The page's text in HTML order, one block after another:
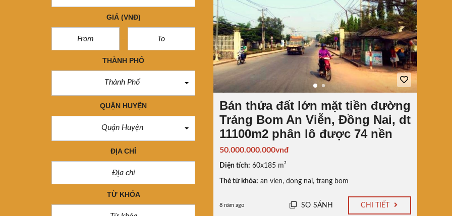
GIÁ (VNĐ)
THÀNH PHỐ
Thành Phố
QUẬN HUYỆN
Quận Huyện
ĐỊA CHỈ
TỪ KHÓA
Bán thửa đất lớn mặt tiền đường
Trảng Bom An Viễn, Đồng Nai, dt
11100m2 phân lô được 74 nền
50.000.000.000vnđ
Diện tích: 60x185 m²
Thẻ từ khóa: an vien, dong nai, trang bom
8 năm ago SO SÁNH CHI TIẾT